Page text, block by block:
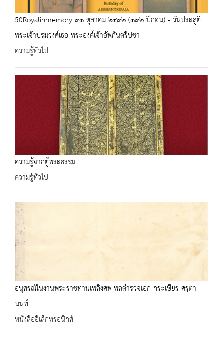
50Royalinmemory ๓๑ ตุลาคม ๒๔๓๒ (๑๓๒ ปีก่อน) - วันประสูติ
พระเจ้าบรมวงศ์เธอ พระองค์เจ้าอัพภันตรีปชา
ความรู้ทั่วไป
ความรู้จากตู้พระธรรม
ความรู้ทั่วไป
อนุสรณ์ในงานพระราชทานเพลิงศพ พลตำรวจเอก กระเษียร ศรุตา
นนท์
หนังสืออิเล็กทรอนิกส์